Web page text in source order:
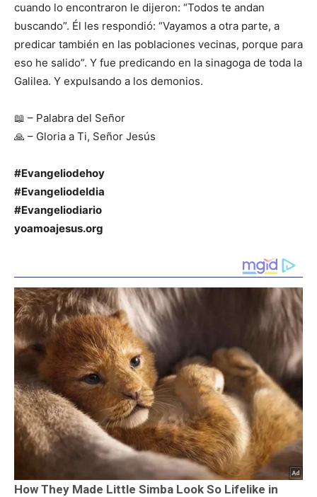
cuando lo encontraron le dijeron: “Todos te andan
buscando”. Él les respondió: “Vayamos a otra parte, a
predicar también en las poblaciones vecinas, porque para
eso he salido”. Y fue predicando en la sinagoga de toda la
Galilea. Y expulsando a los demonios.
📖 – Palabra del Señor
🙏 – Gloria a Ti, Señor Jesús
#Evangeliodehoy
#Evangeliodeldia
#Evangeliodiario
yoamoajesus.org